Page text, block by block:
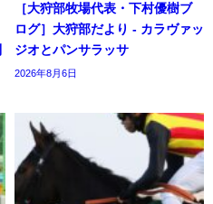
［大狩部牧場代表・下村優樹ブ
ログ］大狩部だより - カラヴァッ
ジオとパンサラッサ
2026年8月6日